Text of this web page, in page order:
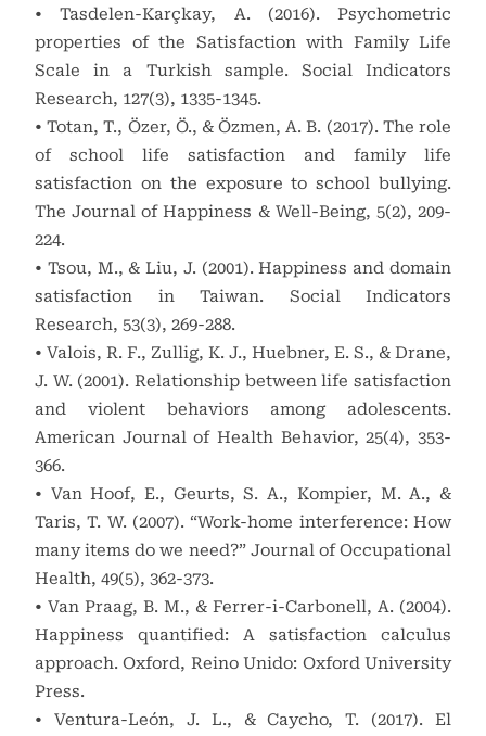
• Tasdelen-Karçkay, A. (2016). Psychometric
properties of the Satisfaction with Family Life
Scale in a Turkish sample. Social Indicators
Research, 127(3), 1335-1345.
• Totan, T., Özer, Ö., & Özmen, A. B. (2017). The role
of school life satisfaction and family life
satisfaction on the exposure to school bullying.
The Journal of Happiness & Well-Being, 5(2), 209-
224.
• Tsou, M., & Liu, J. (2001). Happiness and domain
satisfaction in Taiwan. Social Indicators
Research, 53(3), 269-288.
• Valois, R. F., Zullig, K. J., Huebner, E. S., & Drane,
J. W. (2001). Relationship between life satisfaction
and violent behaviors among adolescents.
American Journal of Health Behavior, 25(4), 353-
366.
• Van Hoof, E., Geurts, S. A., Kompier, M. A., &
Taris, T. W. (2007). “Work-home interference: How
many items do we need?” Journal of Occupational
Health, 49(5), 362-373.
• Van Praag, B. M., & Ferrer-i-Carbonell, A. (2004).
Happiness quantified: A satisfaction calculus
approach. Oxford, Reino Unido: Oxford University
Press.
• Ventura-León, J. L., & Caycho, T. (2017). El